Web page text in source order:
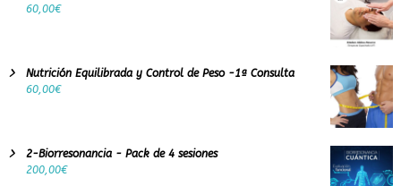
60,00€
Nutrición Equilibrada y Control de Peso -1ª Consulta
60,00€
2-Biorresonancia - Pack de 4 sesiones
200,00€